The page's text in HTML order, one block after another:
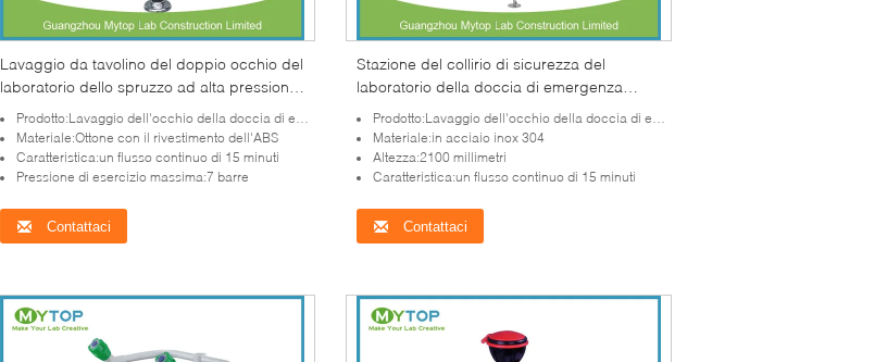
Lavaggio da tavolino del doppio occhio del
laboratorio dello spruzzo ad alta pressione
dei montaggi per il banco di laboratorio
Prodotto:Lavaggio dell'occhio della doccia di emergenza
Materiale:Ottone con il rivestimento dell'ABS
Caratteristica:un flusso continuo di 15 minuti
Pressione di esercizio massima:7 barre
Contattaci
Stazione del collirio di sicurezza del
laboratorio della doccia di emergenza
dell'acciaio inossidabile 304 2100 millimetri
di altezza
Prodotto:Lavaggio dell'occhio della doccia di emergenza
Materiale:in acciaio inox 304
Altezza:2100 millimetri
Caratteristica:un flusso continuo di 15 minuti
Contattaci